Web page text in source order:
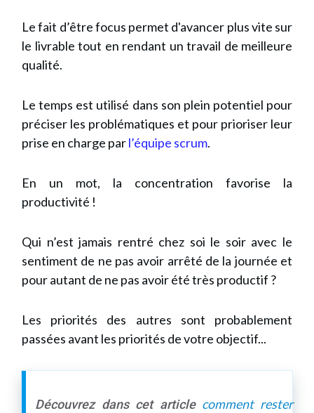
Le fait d’être focus permet d'avancer plus vite sur
le livrable tout en rendant un travail de meilleure
qualité.
Le temps est utilisé dans son plein potentiel pour
préciser les problématiques et pour prioriser leur
prise en charge parl’équipe scrum.
En un mot, la concentration favorise la
productivité !
Qui n’est jamais rentré chez soi le soir avec le
sentiment de ne pas avoir arrêté de la journée et
pour autant de ne pas avoir été très productif ?
Les priorités des autres sont probablement
passées avant les priorités de votre objectif...
Découvrez dans cet article comment rester